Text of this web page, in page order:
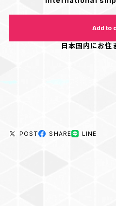
Add to
日本国内にお住
POST SHARE LINE